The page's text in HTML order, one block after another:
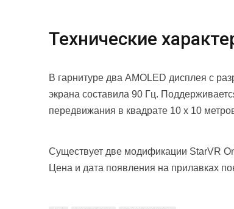
Технические
В гарнитуре два AMOLED дисплея с
экрана составила 90 Гц.
передвижания в квадрате 10 х 10
Существует две модификации StarVR
Цена и дата появления на прилавках